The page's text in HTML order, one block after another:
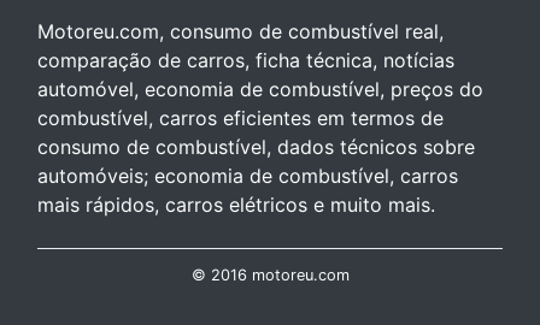
Motoreu.com, consumo de combustível real,
comparação de carros, ficha técnica, notícias
automóvel, economia de combustível, preços do
combustível, carros eficientes em termos de
consumo de combustível, dados técnicos sobre
automóveis; economia de combustível, carros
mais rápidos, carros elétricos e muito mais.
© 2016 motoreu.com